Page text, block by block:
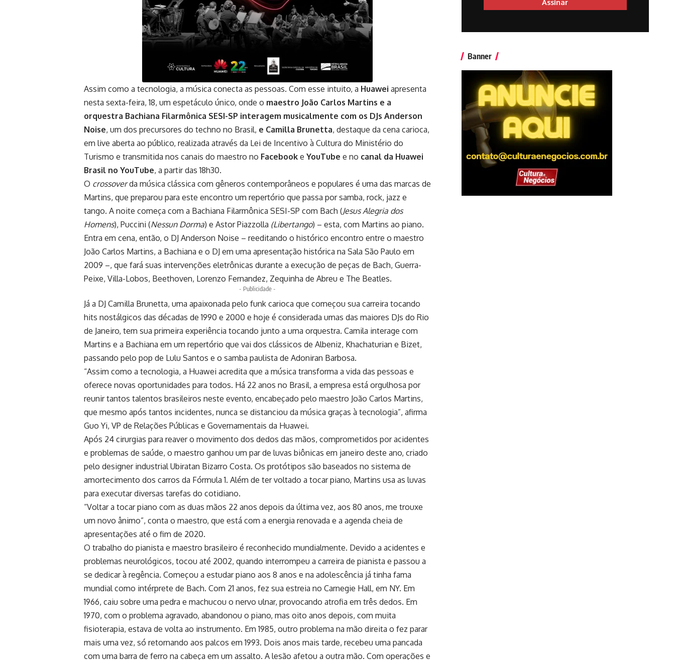
Assim como a tecnologia, a música conecta as pessoas. Com esse intuito, a Huawei apresenta
nesta sexta-feira, 18, um espetáculo único, onde o maestro João Carlos Martins e a
orquestra Bachiana Filarmônica SESI-SP interagem musicalmente com os DJs Anderson
Noise, um dos precursores do techno no Brasil, e Camilla Brunetta, destaque da cena carioca,
em live aberta ao público, realizada através da Lei de Incentivo à Cultura do Ministério do
Turismo e transmitida nos canais do maestro no Facebook e YouTube e no canal da Huawei
Brasil no YouTube, a partir das 18h30.
O crossoverda música clássica com gêneros contemporâneos e populares é uma das marcas de
Martins, que preparou para este encontro um repertório que passa por samba, rock, jazz e
tango. A noite começa com a Bachiana Filarmônica SESI-SP com Bach (Jesus Alegria dos
Homens), Puccini (Nessun Dorma) e Astor Piazzolla (Libertango) – esta, com Martins ao piano.
Entra em cena, então, o DJ Anderson Noise – reeditando o histórico encontro entre o maestro
João Carlos Martins, a Bachiana e o DJ em uma apresentação histórica na Sala São Paulo em
2009 –, que fará suas intervenções eletrônicas durante a execução de peças de Bach, Guerra-
Peixe, Villa-Lobos, Beethoven, Lorenzo Fernandez, Zequinha de Abreu e The Beatles.
- Publicidade -
Já a DJ Camilla Brunetta, uma apaixonada pelo funk carioca que começou sua carreira tocando
hits nostálgicos das décadas de 1990 e 2000 e hoje é considerada umas das maiores DJs do Rio
de Janeiro, tem sua primeira experiência tocando junto a uma orquestra. Camila interage com
Martins e a Bachiana em um repertório que vai dos clássicos de Albeniz, Khachaturian e Bizet,
passando pelo pop de Lulu Santos e o samba paulista de Adoniran Barbosa.
“Assim como a tecnologia, a Huawei acredita que a música transforma a vida das pessoas e
oferece novas oportunidades para todos. Há 22 anos no Brasil, a empresa está orgulhosa por
reunir tantos talentos brasileiros neste evento, encabeçado pelo maestro João Carlos Martins,
que mesmo após tantos incidentes, nunca se distanciou da música graças à tecnologia”, afirma
Guo Yi, VP de Relações Públicas e Governamentais da Huawei.
Após 24 cirurgias para reaver o movimento dos dedos das mãos, comprometidos por acidentes
e problemas de saúde, o maestro ganhou um par de luvas biônicas em janeiro deste ano, criado
pelo designer industrial Ubiratan Bizarro Costa. Os protótipos são baseados no sistema de
amortecimento dos carros da Fórmula 1. Além de ter voltado a tocar piano, Martins usa as luvas
para executar diversas tarefas do cotidiano.
“Voltar a tocar piano com as duas mãos 22 anos depois da última vez, aos 80 anos, me trouxe
um novo ânimo”, conta o maestro, que está com a energia renovada e a agenda cheia de
apresentações até o fim de 2020.
O trabalho do pianista e maestro brasileiro é reconhecido mundialmente. Devido a acidentes e
problemas neurológicos, tocou até 2002, quando interrompeu a carreira de pianista e passou a
se dedicar à regência. Começou a estudar piano aos 8 anos e na adolescência já tinha fama
mundial como intérprete de Bach. Com 21 anos, fez sua estreia no Carnegie Hall, em NY. Em
1966, caiu sobre uma pedra e machucou o nervo ulnar, provocando atrofia em três dedos. Em
1970, com o problema agravado, abandonou o piano, mas oito anos depois, com muita
fisioterapia, estava de volta ao instrumento. Em 1985, outro problema na mão direita o fez parar
mais uma vez, só retornando aos palcos em 1993. Dois anos mais tarde, recebeu uma pancada
com uma barra de ferro na cabeça em um assalto. A lesão afetou a outra mão. Com operações e
Banner